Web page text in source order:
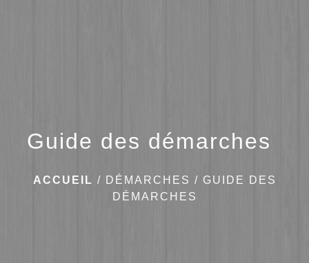
Guide des démarches
ACCUEIL / DÉMARCHES / GUIDE DES
DÉMARCHES